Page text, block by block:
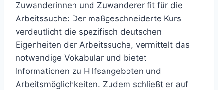
Zuwanderinnen und Zuwanderer fit für die
Arbeitssuche: Der maßgeschneiderte Kurs
verdeutlicht die spezifisch deutschen
Eigenheiten der Arbeitssuche, vermittelt das
notwendige Vokabular und bietet
Informationen zu Hilfsangeboten und
Arbeitsmöglichkeiten. Zudem schließt er auf